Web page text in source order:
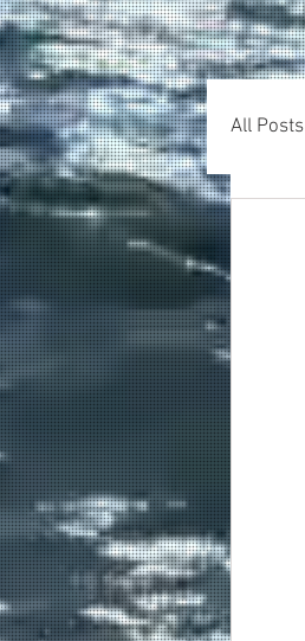
All Posts